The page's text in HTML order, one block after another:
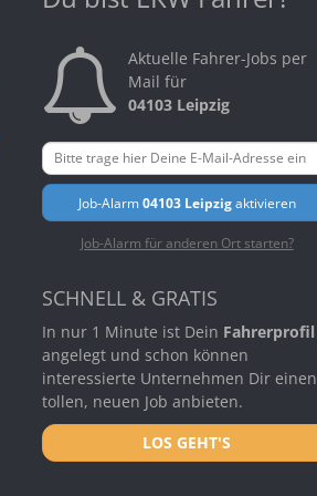
Aktuelle Fahrer-Jobs per
Mail für
04103 Leipzig
Job-Alarm04103 Leipzigaktivieren
Job-Alarm für anderen Ort starten?
SCHNELL & GRATIS
In nur 1 Minute ist Dein Fahrerprofil
angelegt und schon können
interessierte Unternehmen Dir einen
tollen, neuen Job anbieten.
LOS GEHT'S